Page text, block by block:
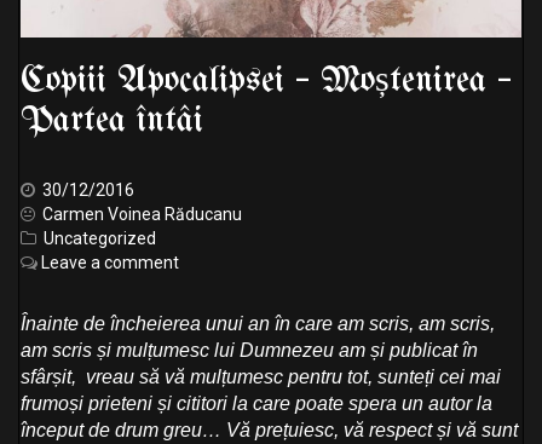
Copiii Apocalipsei – Moștenirea –
Partea întâi
30/12/2016
Carmen Voinea Răducanu
Uncategorized
Leave a comment
Înainte de încheierea unui an în care am scris, am scris,
am scris și mulțumesc lui Dumnezeu am și publicat în
sfârșit, vreau să vă mulțumesc pentru tot, sunteți cei mai
frumoși prieteni și cititori la care poate spera un autor la
început de drum greu… Vă prețuiesc, vă respect și vă sunt